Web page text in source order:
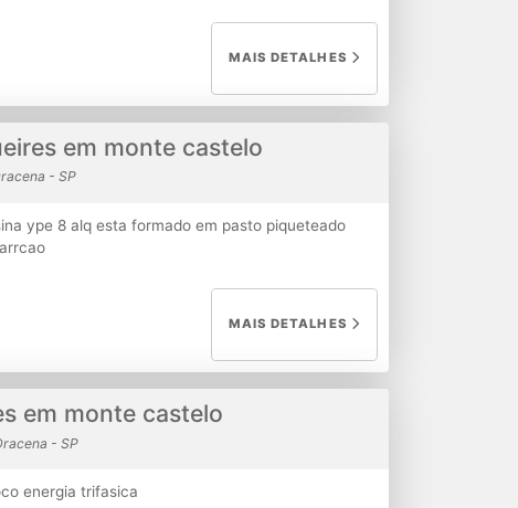
MAIS DETALHES
em monte castelo
- SP
ype 8 alq esta formado em pasto piqueteado
MAIS DETALHES
em monte castelo
- SP
energia trifasica